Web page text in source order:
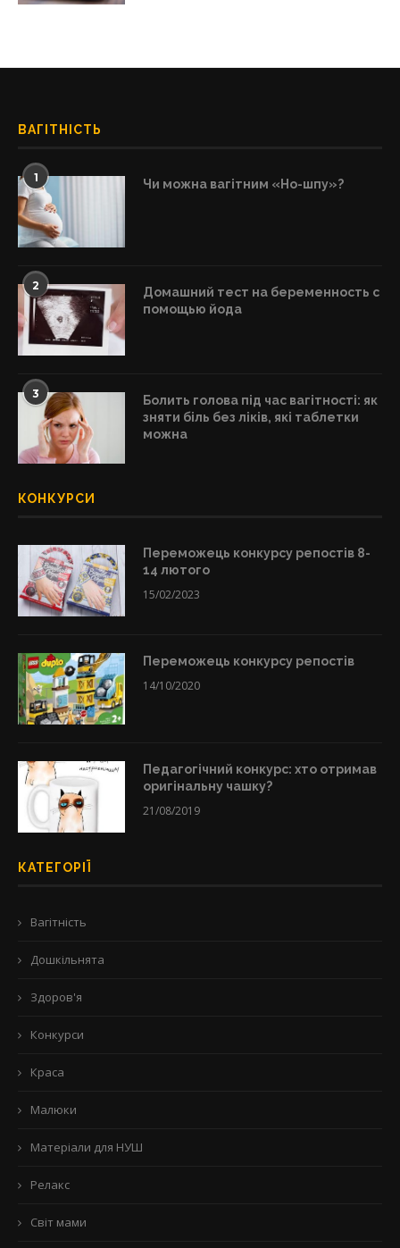
ВАГІТНІСТЬ
1 Чи можна вагітним «Но-шпу»?
2
Домашний тест на беременность с
помощью йода
3
Болить голова під час вагітності: як
зняти біль без ліків, які таблетки
можна
КОНКУРСИ
Переможець конкурсу репостів 8-
14 лютого
15/02/2023
Переможець конкурсу репостів
14/10/2020
Педагогічний конкурс: хто отримав
оригінальну чашку?
21/08/2019
КАТЕГОРІЇ
Вагітність
Дошкільнята
Здоров'я
Конкурси
Краса
Малюки
Матеріали для НУШ
Релакс
Світ мами